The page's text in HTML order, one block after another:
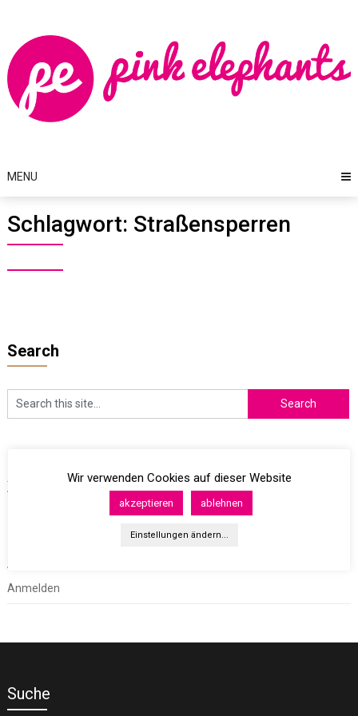
content
MENU
Schlagwort: Straßensperren
Search
Archives
Anmelden
Suche
Wir verwenden Cookies auf dieser Website
akzeptieren ablehnen
Einstellungen ändern...